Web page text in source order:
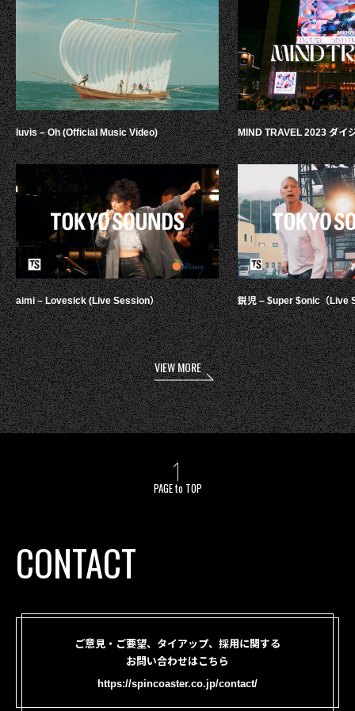
luvis – Oh (Official Music Video)
aimi – Lovesick (Live Session）
MIND TRAVEL 2023 ダイ
鋭児 – $uper $onic（Live
VIEW MORE
PAGE to TOP
CONTACT
ご意見・ご要望、タイアップ、採用に関する
お問い合わせはこちら
https://spincoaster.co.jp/contact/